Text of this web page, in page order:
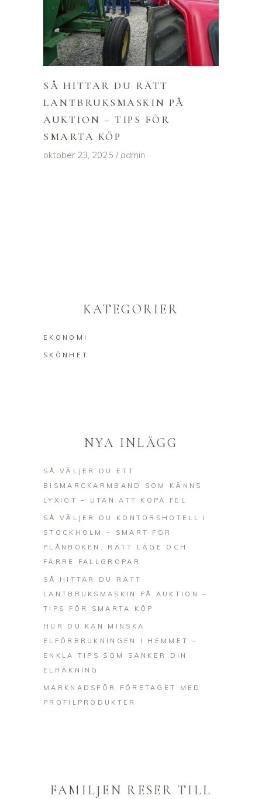
SÅ HITTAR DU RÄTT
LANTBRUKSMASKIN PÅ
AUKTION – TIPS FÖR
SMARTA KÖP
oktober 23, 2025 admin
KATEGORIER
EKONOMI
SKÖNHET
NYA INLÄGG
SÅ VÄLJER DU ETT
BISMARCKARMBAND SOM KÄNNS
LYXIGT – UTAN ATT KÖPA FEL
SÅ VÄLJER DU KONTORSHOTELL I
STOCKHOLM – SMART FÖR
PLÅNBOKEN, RÄTT LÄGE OCH
FÄRRE FALLGROPAR
SÅ HITTAR DU RÄTT
LANTBRUKSMASKIN PÅ AUKTION –
TIPS FÖR SMARTA KÖP
HUR DU KAN MINSKA
ELFÖRBRUKNINGEN I HEMMET –
ENKLA TIPS SOM SÄNKER DIN
ELRÄKNING
MARKNADSFÖR FÖRETAGET MED
PROFILPRODUKTER
FAMILJEN RESER TILL